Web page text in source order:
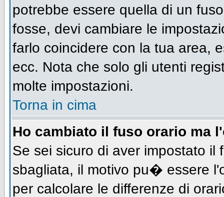
potrebbe essere quella di un
fosse, devi cambiare le
farlo coincidere con la tua area,
ecc. Nota che solo gli utenti
molte impostazioni.
Torna in cima
Ho cambiato il fuso orario ma
Se sei sicuro di aver impostato
sbagliata, il motivo pu� essere
per calcolare le differenze di